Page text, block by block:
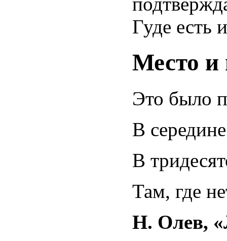
Гуде есть
Место и
Это было
В
В
Там, где
Н. Олев,